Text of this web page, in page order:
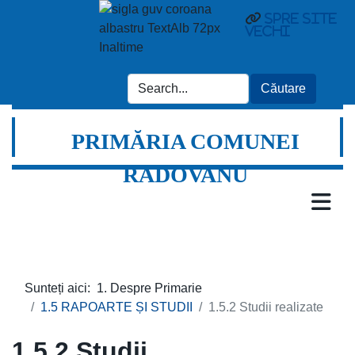
Spre site
vechi
PRIMĂRIA COMUNEI
RADOVANU
Sunteți aici: 1. Despre Primarie
1.5 RAPOARTE ȘI STUDII
1.5.2 Studii realizate